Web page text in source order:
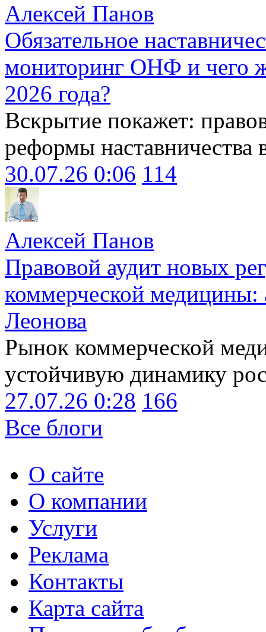
Алексей Панов
Обязательное
мониторинг ОНФ и чего
2026 года?
Вскрытие покажет:
реформы наставничества
30.07.26 0:06 114
Алексей Панов
Правовой аудит новых
коммерческой медицины:
Леонова
Рынок коммерческой
устойчивую динамику
27.07.26 0:28 166
Все блоги
О сайте
О компании
Услуги
Реклама
Контакты
Карта сайта